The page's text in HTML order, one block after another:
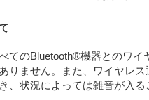
てのBluetooth®機器とのワイ
りません。また、ワイヤレス
、状況によっては雑音が入る